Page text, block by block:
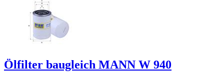
Ölfilter baugleich MANN W 940